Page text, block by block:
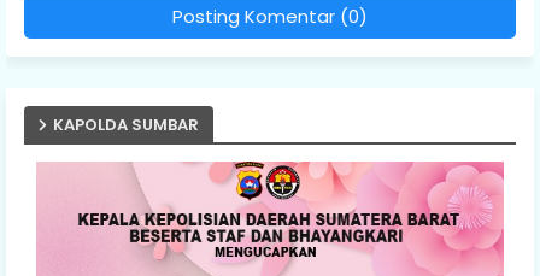
Posting Komentar (0)
KAPOLDA SUMBAR